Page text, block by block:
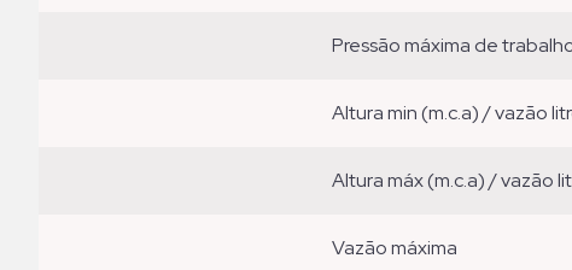
pressão máxima de
altura min (m.c.a) / vazão
altura máx (m.c.a) / vazão
vazão máxima